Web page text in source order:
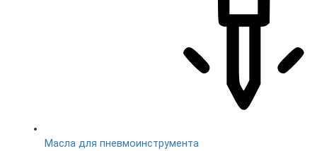
Масла для пневмоинструмента